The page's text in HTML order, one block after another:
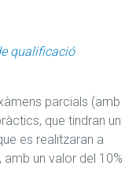
qualificació
parcials (amb
que tindran un
es realitzaran a
un valor del 10%